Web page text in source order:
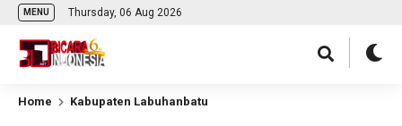
MENU Thursday, 06 Aug 2026
Home Kabupaten Labuhanbatu